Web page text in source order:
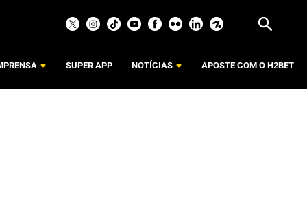
SUPER APP NOTÍCIAS APOSTE COM O H2BET